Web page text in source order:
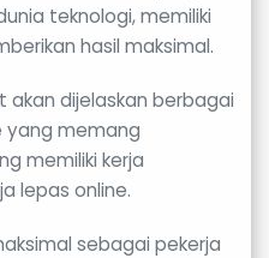
teknologi, memiliki
hasil maksimal.
akan dijelaskan berbagai
yang memang
memiliki kerja
lepas online.
sebagai pekerja